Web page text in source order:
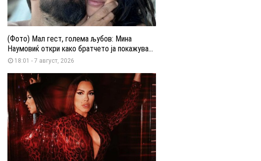
(Фото) Мал гест, голема љубов: Мина
Наумовиќ откри како братчето ја покажува...
18:01 - 7 август, 2026